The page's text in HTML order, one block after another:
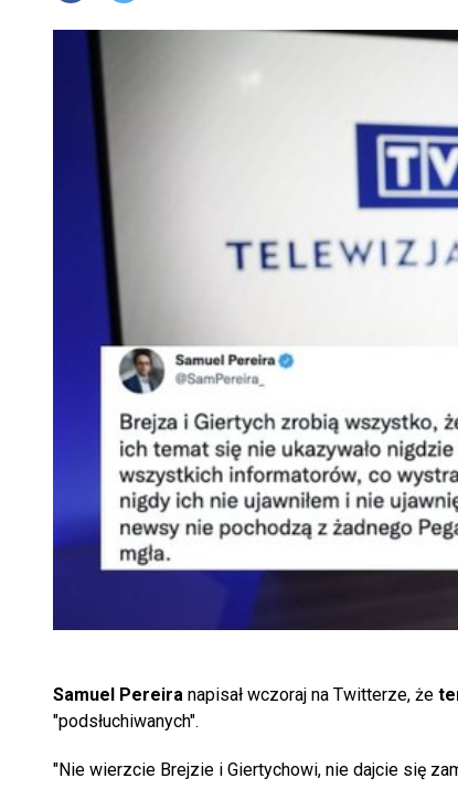
Samuel Pereira napisał wczoraj na Twitterze, że
"podsłuchiwanych".
"Nie wierzcie Brejzie i Giertychowi, nie dajcie się